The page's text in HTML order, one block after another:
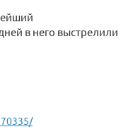
в него выстрелили